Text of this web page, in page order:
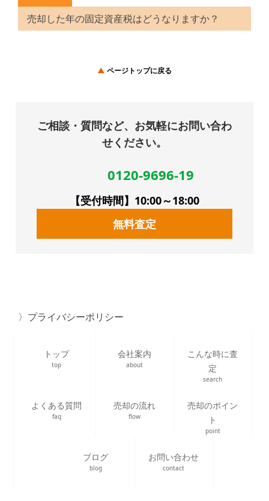
売却した年の固定資産税はどうなりますか？
ページトップに戻る
ご相談・質問など、お気軽にお問い合わ
せください。
0120-9696-19
【受付時間】10:00～18:00
無料査定
プライバシーポリシー
トップ
top
会社案内
about
こんな時に査
定
search
よくある質問
faq
売却の流れ
flow
売却のポイン
ト
point
ブログ
blog
お問い合わせ
contact